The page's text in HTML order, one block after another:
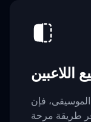
اللاعبين
فإن
طريقة مرحة